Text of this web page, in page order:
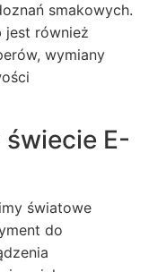
smakowych.
jest również
wymiany
E-
światowe
do